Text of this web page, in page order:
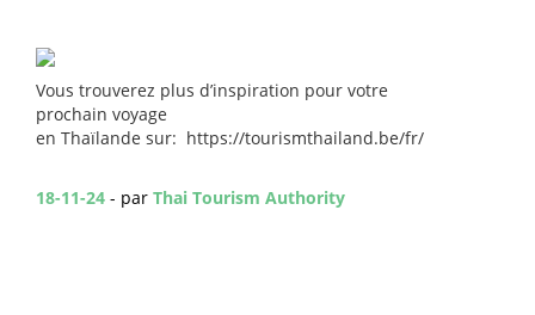
Vous trouverez plus d’inspiration pour votre
prochain voyage
en Thaïlande sur: https://tourismthailand.be/fr/
18-11-24 - par Thai Tourism Authority